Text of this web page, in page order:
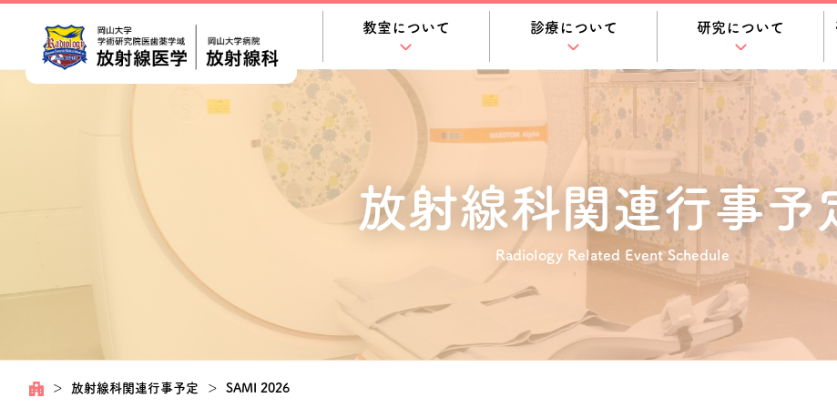
教室について 診療について 研究について
放射線科関連行事予
Radiology Related Event Schedule
＞ 放射線科関連行事予定 ＞ SAMI 2026